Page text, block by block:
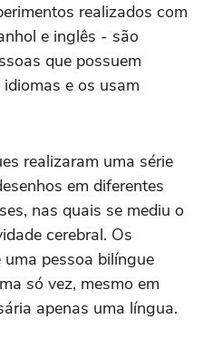
realizados com
e inglês - são
que possuem
e os usam
realizaram uma série
em diferentes
nas quais se mediu o
cerebral. Os
pessoa bilíngue
só vez, mesmo em
apenas uma língua.